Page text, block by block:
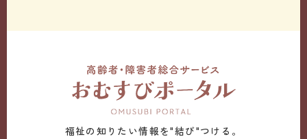
福祉の知りたい情報を"結び"つける。